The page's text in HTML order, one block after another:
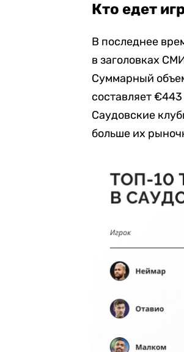
Кто едет
В последнее
в заголовках
Суммарный
составляет
Саудовские
больше их